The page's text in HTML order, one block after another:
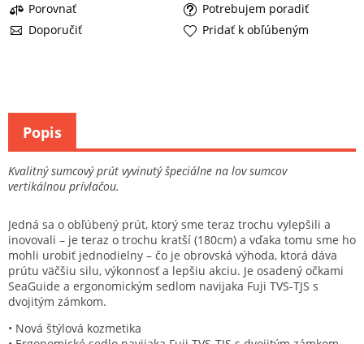
Porovnať
Potrebujem poradiť
Doporučiť
Pridať k obľúbeným
Kvalitný sumcový prút vyvinutý špeciálne na lov sumcov
vertikálnou prívlačou.
Jedná sa o obľúbený prút, ktorý sme teraz trochu vylepšili a
inovovali – je teraz o trochu kratší (180cm) a vďaka tomu sme ho
mohli urobiť jednodielny – čo je obrovská výhoda, ktorá dáva
prútu väčšiu silu, výkonnosť a lepšiu akciu. Je osadený očkami
SeaGuide a ergonomickým sedlom navijaka Fuji TVS-TJS s
dvojitým zámkom.
• Nová štýlová kozmetika
Popis